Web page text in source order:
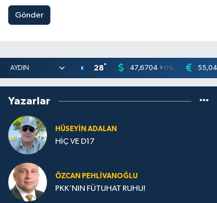
Gönder
28° 47,6704 0%
Yazarlar
HÜSEYIN ADALAN
HİÇ VE D17
ÖZCAN PEHLIVANOĞLU
PKK’NIN FÜTUHAT RUHU!